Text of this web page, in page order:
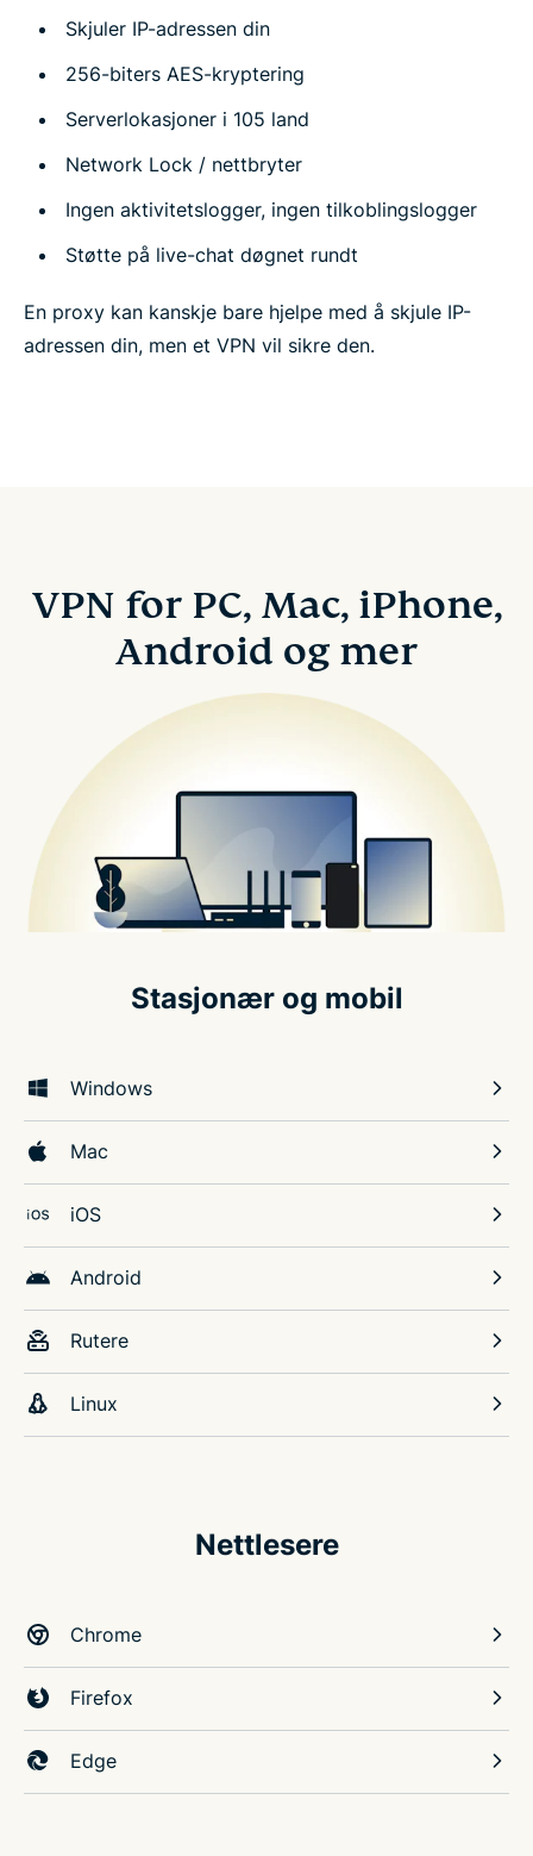
Skjuler IP-adressen din
256-biters AES-kryptering
Serverlokasjoner i 105 land
Network Lock / nettbryter
Ingen aktivitetslogger, ingen tilkoblingslogger
Støtte på live-chat døgnet rundt
En proxy kan kanskje bare hjelpe med å skjule IP-
adressen din, men et VPN vil sikre den.
VPN for PC, Mac, iPhone,
Android og mer
Stasjonær og mobil
Windows
Mac
iOS
Android
Rutere
Linux
Nettlesere
Chrome
Firefox
Edge